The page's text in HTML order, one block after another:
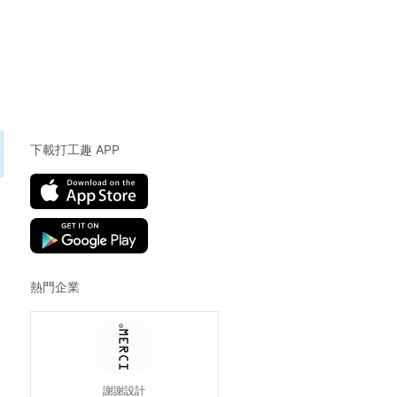
下載打工趣 APP
熱門企業
謝謝設計